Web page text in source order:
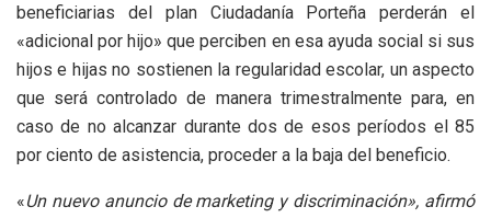
beneficiarias del plan Ciudadanía Porteña perderán el
«adicional por hijo» que perciben en esa ayuda social si sus
hijos e hijas no sostienen la regularidad escolar, un aspecto
que será controlado de manera trimestralmente para, en
caso de no alcanzar durante dos de esos períodos el 85
por ciento de asistencia, proceder a la baja del beneficio.
«Un nuevo anuncio de marketing y discriminación», afirmó